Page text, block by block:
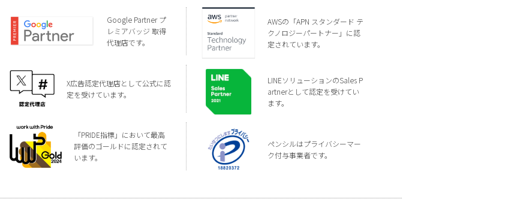
Google Partner プ
レミアバッジ 取得
代理店です。
AWSの「APN スタンダード テ
クノロジーパートナー」に認
定されています。
X広告認定代理店として公式に認
定を受けています。
LINEソリューションのSales P
artnerとして認定を受けてい
ます。
「PRIDE指標」において最高
評価のゴールドに認定されて
います。
ペンシルはプライバシーマー
ク付与事業者です。